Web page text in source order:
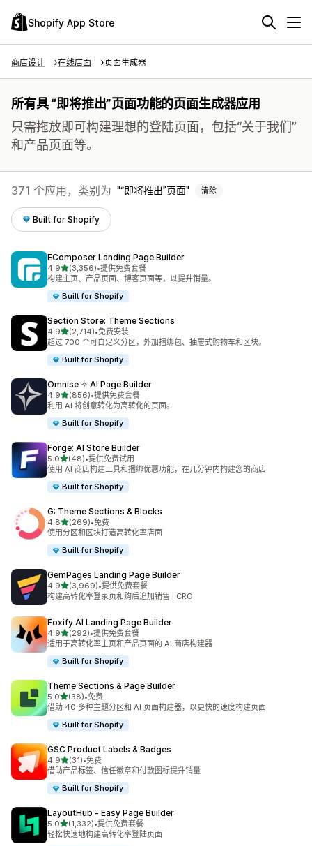
Shopify App Store
商店设计 在线店面 页面生成器
所有具 “即将推出”页面功能的页面生成器应用
只需拖放即可构建理想的登陆页面，包括“关于我们”
和产品页面等。
371 个应用，类别为 “即将推出”页面 清除
Built for Shopify
EComposer Landing Page Builder
4.9星（满分 5 星）
(3,356)
总共 3356 条评论
•提供免费套餐
构建主页、产品页面、博客页面等，以提升销量。
Built for Shopify
Section Store: Theme Sections
4.9星（满分 5 星）
(2,714)
总共 2714 条评论
•免费安装
超过 700 个可自定义分区，外加捆绑包、抽屉式购物车和区块。
Built for Shopify
Omnise ✧ AI Page Builder
4.9星（满分 5 星）
(856)
总共 856 条评论
•提供免费套餐
利用 AI 将创意转化为高转化的页面。
Built for Shopify
Forge: AI Store Builder
5.0星（满分 5 星）
(48)
总共 48 条评论
•提供免费试用
使用 AI 商店构建工具和捆绑优惠功能，在几分钟内构建您的商店
Built for Shopify
G: Theme Sections & Blocks
4.8星（满分 5 星）
(269)
总共 269 条评论
•免费
使用分区和区块打造高转化率店面
Built for Shopify
GemPages Landing Page Builder
4.9星（满分 5 星）
(3,969)
总共 3969 条评论
•提供免费套餐
构建高转化率登录页和购后追加销售 | CRO
Foxify AI Landing Page Builder
4.9星（满分 5 星）
(292)
总共 292 条评论
•提供免费套餐
适用于高转化率主页和产品页面的 AI 商店构建器
Built for Shopify
Theme Sections & Page Builder
5.0星（满分 5 星）
(38)
总共 38 条评论
•免费
借助 40 多种主题分区和 AI 页面构建器，以更快的速度构建页面
Built for Shopify
GSC Product Labels & Badges
4.9星（满分 5 星）
(31)
总共 31 条评论
•免费
借助产品标签、信任徽章和付款图标提升销量
Built for Shopify
LayoutHub ‑ Easy Page Builder
5.0星（满分 5 星）
(1,332)
总共 1332 条评论
•提供免费套餐
轻松快速地构建高转化率登陆页面